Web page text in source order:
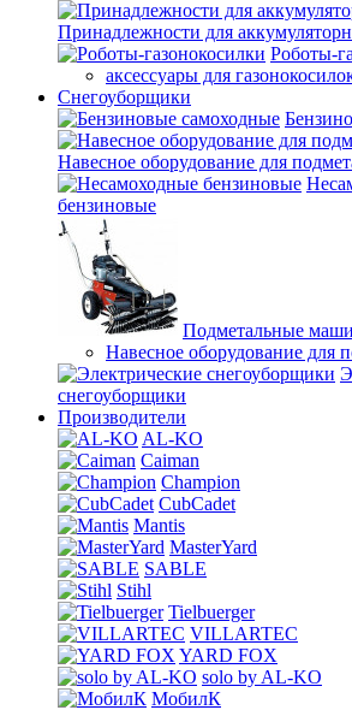
Принадлежности для
Роботы-
аксессуары для
Снегоуборщики
Навесное оборудование для
бензиновые
Подметальные
Навесное оборудование для
снегоуборщики
Производители
AL-KO
Caiman
Champion
CubCadet
Mantis
MasterYard
SABLE
Stihl
Tielbuerger
VILLARTEC
YARD FOX
solo by AL-KO
МобилК